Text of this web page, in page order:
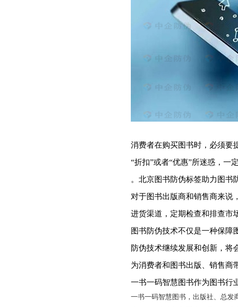
消费者在购买图书时，必须要
“折扣”或者“优惠”所迷惑，一
。 北京图书防伪标签助力图书
对于图书出版商和销售商来说
进货渠道，定期检查和排查市
图书防伪技术不仅是一种保障
防伪技术继续发展和创新，将
为消费者和图书出版、销售商
一书一码智慧图书作为图书行
一书一码智慧图书，出版社、总发